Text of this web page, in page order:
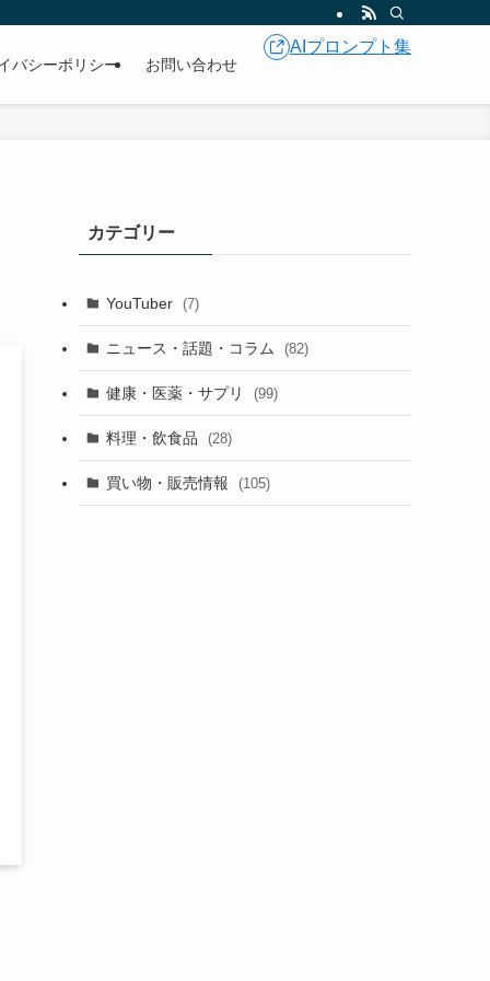
バシーポリシー お問い合わせ
AIプロンプト集
カテゴリー
YouTuber (7)
ニュース・話題・コラム (82)
健康・医薬・サプリ (99)
料理・飲食品 (28)
買い物・販売情報 (105)